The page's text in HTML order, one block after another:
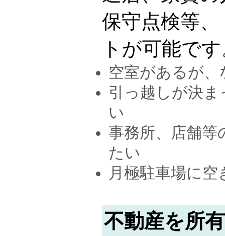
保守点検等
トが可能で
空室があるが
引っ越しが決
い
事務所、店舗等
たい
月極駐車場に空
不動産を所